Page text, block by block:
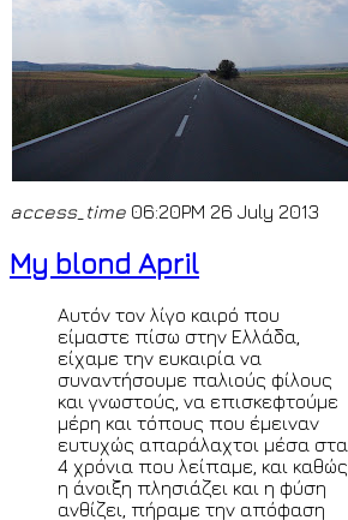
access_time 06:20PM 26 July 2013
My blond April
Αυτόν τον λίγο καιρό που
είμαστε πίσω στην Ελλάδα,
είχαμε την ευκαιρία να
συναντήσουμε παλιούς φίλους
και γνωστούς, να επισκεφτούμε
μέρη και τόπους που έμειναν
ευτυχώς απαράλαχτοι μέσα στα
4 χρόνια που λείπαμε, και καθώς
η άνοιξη πλησιάζει και η φύση
ανθίζει, πήραμε την απόφαση